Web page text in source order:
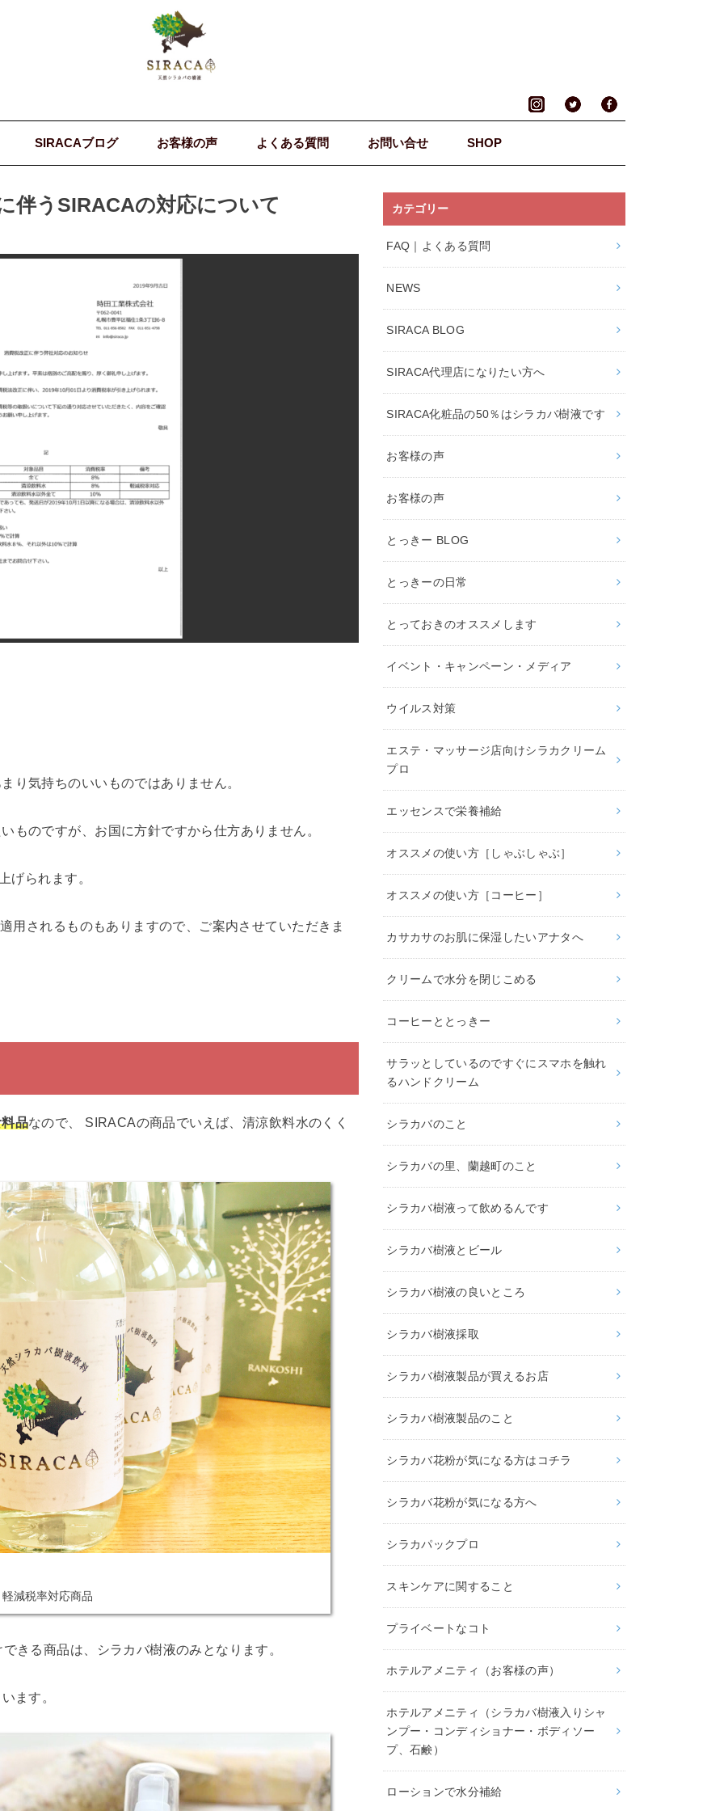
SIRACAブログ お客様の声 よくある質問 お問い合せ SHOP
伴うSIRACAの対応について
り気持ちのいいものではありません。
ものですが、お国に方針ですから仕方ありません。
げられます。
用されるものもありますので、ご案内させていただきま
品なので、 SIRACAの商品でいえば、清涼飲料水のくく
軽減税率対応商品
きる商品は、シラカバ樹液のみとなります。
ます。
カテゴリー
FAQ｜よくある質問
NEWS
SIRACA BLOG
SIRACA代理店になりたい方へ
SIRACA化粧品の50％はシラカバ樹液です
お客様の声
お客様の声
とっきー BLOG
とっきーの日常
とっておきのオススメします
イベント・キャンペーン・メディア
ウイルス対策
エステ・マッサージ店向けシラカクリーム
プロ
エッセンスで栄養補給
オススメの使い方［しゃぶしゃぶ］
オススメの使い方［コーヒー］
カサカサのお肌に保湿したいアナタへ
クリームで水分を閉じこめる
コーヒーととっきー
サラッとしているのですぐにスマホを触れ
るハンドクリーム
シラカバのこと
シラカバの里、蘭越町のこと
シラカバ樹液って飲めるんです
シラカバ樹液とビール
シラカバ樹液の良いところ
シラカバ樹液採取
シラカバ樹液製品が買えるお店
シラカバ樹液製品のこと
シラカバ花粉が気になる方はコチラ
シラカバ花粉が気になる方へ
シラカパックプロ
スキンケアに関すること
プライベートなコト
ホテルアメニティ（お客様の声）
ホテルアメニティ（シラカバ樹液入りシャ
ンプー・コンディショナー・ボディソー
プ、石鹸）
ローションで水分補給